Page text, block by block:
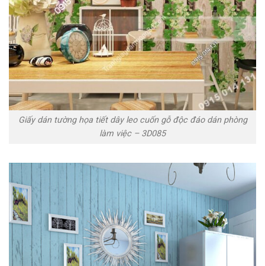
Giấy dán tường họa tiết dây leo cuốn gỗ độc đáo dán phòng
làm việc – 3D085